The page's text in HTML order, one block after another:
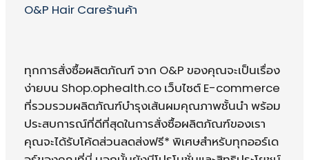
O&P Hair Careร้านค้า
ทุกการสั่งซื้อผลิตภัณฑ์ จาก O&P ของคุณจะเป็นเรื่อง
ง่ายบน Shop.ophealth.co เว็บไซต์ E-commerce
ที่รวมรวมผลิตภัณฑ์บำรุงเส้นผมคุณภาพชั้นนำ พร้อม
ประสบการณ์ที่ดีที่สุดในการสั่งซื้อผลิตภัณฑ์ของเรา
คุณจะได้รับโค้ดส่วนลดส่งฟรี* พิเศษสำหรับทุกออร์เด